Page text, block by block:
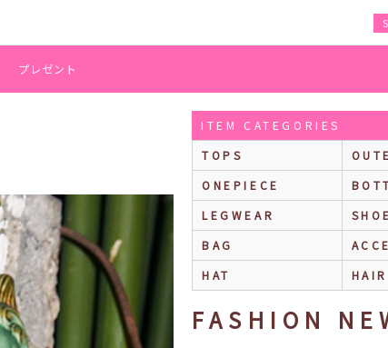
プレゼント
ITEM CATEGORIES
TOPS
ONEPIECE
LEGWEAR
BAG
HAT
FASHION